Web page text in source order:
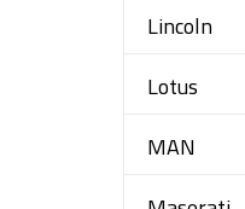
Lincoln
Lotus
MAN